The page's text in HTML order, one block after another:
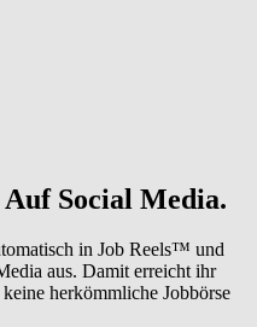
Auf Social Media.
in Job Reels™ und
aus. Damit erreicht ihr
herkömmliche Jobbörse